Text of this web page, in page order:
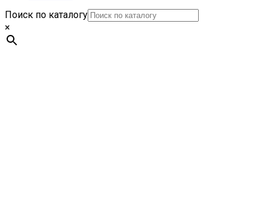
Поиск по каталогу
×